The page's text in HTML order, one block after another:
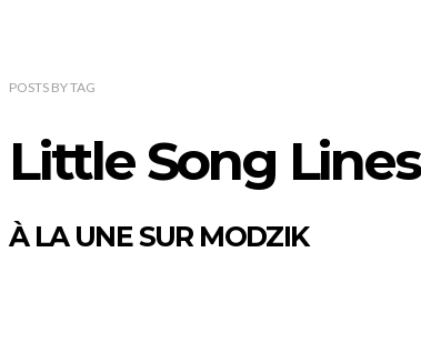
POSTS BYTAG
Little Song Lines
À LA UNE SUR MODZIK